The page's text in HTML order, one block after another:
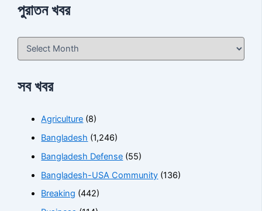
পুরাতন খবর
সব খবর
Agriculture (8)
Bangladesh (1,246)
Bangladesh Defense (55)
Bangladesh-USA Community (136)
Breaking (442)